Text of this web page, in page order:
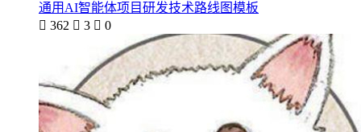
通用AI智能体项目研发技术路线图模板
 362  3  0